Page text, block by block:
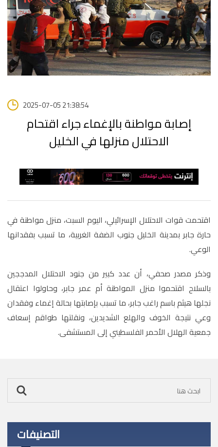
2025-07-05 21:38:54
إصابة مواطنة بالإغماء جراء اقتحام
الاحتلال منزلها في الخليل
اقتحمت قوات الاحتلال الإسرائيلي، اليوم السبت، منزل مواطنة في
حارة جابر بمدينة الخليل جنوب الضفة الغربية، ما تسبب بفقدانها
الوعي.
وذكر مصدر صحفي، أن عدد كبير من جنود الاحتلال المدججين
بالسلاح اقتحموا منزل المواطنة أم عمر جابر، وحاولوا اعتقال
نجلها هيثم باسم راغب جابر، ما تسبب بإصابتها بحالة إغماء وفقدان
وعي نتيجة الخوف والهلع الشديدين، ونقلتها طواقم إسعاف
جمعية الهلال الأحمر الفلسطيني إلى المستشفى.
التصنيفات